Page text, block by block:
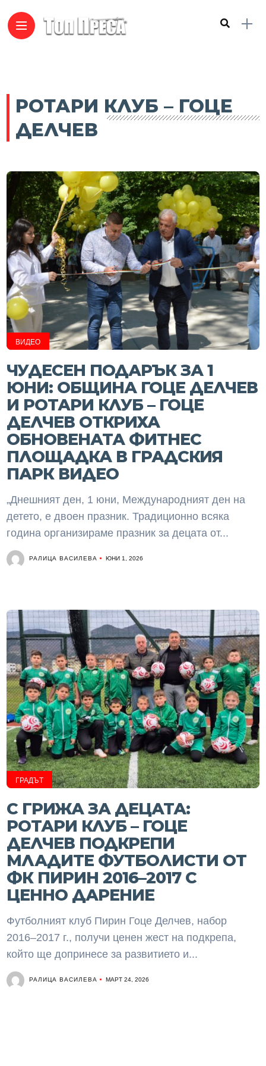
РОТАРИ КЛУБ – ГОЦЕ
ДЕЛЧЕВ
ВИДЕО
ЧУДЕСЕН ПОДАРЪК ЗА 1
ЮНИ: ОБЩИНА ГОЦЕ ДЕЛЧЕВ
И РОТАРИ КЛУБ – ГОЦЕ
ДЕЛЧЕВ ОТКРИХА
ОБНОВЕНАТА ФИТНЕС
ПЛОЩАДКА В ГРАДСКИЯ
ПАРК ВИДЕО
„Днешният ден, 1 юни, Международният ден на
детето, е двоен празник. Традиционно всяка
година организираме празник за децата от...
РАЛИЦА ВАСИЛЕВА ЮНИ 1, 2026
ГРАДЪТ
С ГРИЖА ЗА ДЕЦАТА:
РОТАРИ КЛУБ – ГОЦЕ
ДЕЛЧЕВ ПОДКРЕПИ
МЛАДИТЕ ФУТБОЛИСТИ ОТ
ФК ПИРИН 2016–2017 С
ЦЕННО ДАРЕНИЕ
Футболният клуб Пирин Гоце Делчев, набор
2016–2017 г., получи ценен жест на подкрепа,
който ще допринесе за развитието и...
РАЛИЦА ВАСИЛЕВА МАРТ 24, 2026